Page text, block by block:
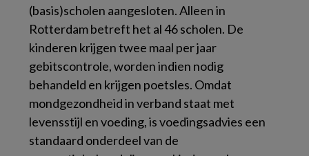
(basis)scholen aangesloten. Alleen in
Rotterdam betreft het al 46 scholen. De
kinderen krijgen twee maal per jaar
gebitscontrole, worden indien nodig
behandeld en krijgen poetsles. Omdat ​
mondgezondheid in verband staat met
levensstijl en voeding, is voedingsadvies een
standaard onderdeel van de